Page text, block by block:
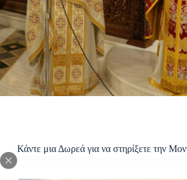
Κάντε μια Δωρεά για να στηρίξετε την